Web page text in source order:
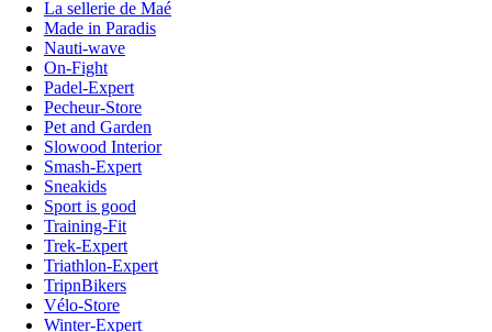
La sellerie de Maé
Made in Paradis
Nauti-wave
On-Fight
Padel-Expert
Pecheur-Store
Pet and Garden
Slowood Interior
Smash-Expert
Sneakids
Sport is good
Training-Fit
Trek-Expert
Triathlon-Expert
TripnBikers
Vélo-Store
Winter-Expert